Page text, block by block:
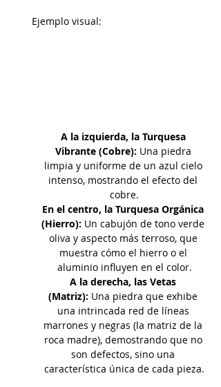
Ejemplo visual:
A la izquierda, la Turquesa
Vibrante (Cobre): Una piedra
limpia y uniforme de un azul cielo
intenso, mostrando el efecto del
cobre.
En el centro, la Turquesa Orgánica
(Hierro): Un cabujón de tono verde
oliva y aspecto más terroso, que
muestra cómo el hierro o el
aluminio influyen en el color.
A la derecha, las Vetas
(Matriz): Una piedra que exhibe
una intrincada red de líneas
marrones y negras (la matriz de la
roca madre), demostrando que no
son defectos, sino una
característica única de cada pieza.